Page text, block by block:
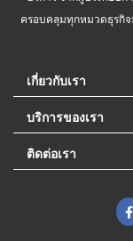
ครอบคลุมทุกหมวดธุรกิจ
เกี่ยวกับเรา
บริการของเรา
ติดต่อเรา